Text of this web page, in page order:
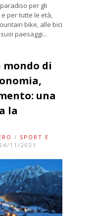
per gli
per tutte le età,
bike, alle bici
paesaggi...
mondo di
una
la
/ SPORT E
11/2021